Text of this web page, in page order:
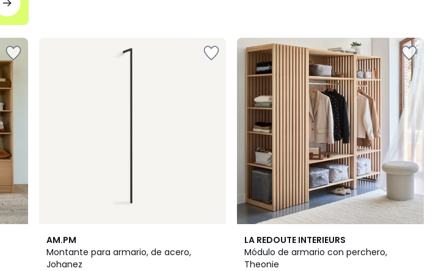
AM.PM
Montante para armario, de acero,
Johanez
4,2
/ 5
LA REDOUTE INTERIEURS
Módulo de armario con perchero,
Theonie
4,6
/ 5